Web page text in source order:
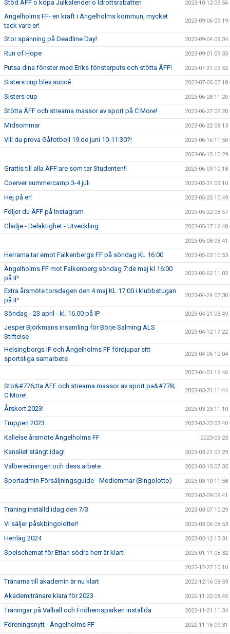
Stöd ÄFF o köpa Julkalender o Idrottsrabatten 2023-10-12 09:56
Ängelholms FF- en kraft i Ängelholms kommun, mycket
tack vare er!
2023-09-06 09:19
Stor spänning på Deadline Day! 2023-09-04 09:34
Run of Hope 2023-09-01 09:33
Putsa dina fönster med Eriks fönsterputs och stötta ÄFF! 2023-07-31 09:52
Sisters cup blev succé 2023-07-05 07:18
Sisters cup 2023-06-28 11:20
Stötta ÄFF och streama massor av sport på C More! 2023-06-27 09:20
Midsommar 2023-06-22 08:13
Vill du prova Gåfotboll 19:de juni 10-11:30?! 2023-06-16 11:50
2023-06-15 10:29
Grattis till alla ÄFF:are som tar Studenten!! 2023-06-09 10:18
Coerver summercamp 3-4 juli 2023-05-31 09:10
Hej på er! 2023-05-25 10:49
Följer du ÄFF på Instagram 2023-05-22 08:57
Glädje - Delaktighet - Utveckling 2023-05-17 16:48
2023-05-08 08:41
Herrarna tar emot Falkenbergs FF på söndag KL 16:00 2023-05-03 10:53
Ängelholms FF mot Falkenberg söndag 7:de maj kl 16:00
på IP
2023-05-02 11:02
Extra årsmöte torsdagen den 4 maj KL 17:00 i klubbstugan
på IP
2023-04-24 07:30
Söndag - 23 april - kl. 16.00 på IP 2023-04-21 08:49
Jesper Björkmans insamling för Börje Salming ALS
Stiftelse
2023-04-12 17:22
Helsingborgs IF och Ängelholms FF fördjupar sitt
sportsliga samarbete
2023-04-06 12:04
2023-04-01 16:46
Sto&#776;tta ÄFF och streama massor av sport pa&#778;
C More!
2023-03-31 11:44
Årskort 2023! 2023-03-23 11:10
Truppen 2023 2023-03-23 07:40
Kallelse årsmöte Ängelholms FF 2023-03-23
Kansliet stängt idag! 2023-03-21 07:29
Valberedningen och dess arbete 2023-03-15 07:35
Sportadmin Försäljningsguide - Medlemmar (Bingolotto) 2023-03-10 11:58
2023-03-09 09:41
Träning inställd idag den 7/3 2023-03-07 10:29
Vi säljer påskbingolotter! 2023-03-06 08:53
Herrlag 2024 2023-02-12 13:31
Spelschemat för Ettan södra herr är klart! 2023-01-11 08:32
2022-12-27 10:10
Tränarna till akademin är nu klart 2022-12-16 08:59
Akademitränare klara för 2023 2022-11-22 08:45
Träningar på Valhall och Fridhemsparken inställda 2022-11-21 11:34
Föreningsnytt - Ängelholms FF 2022-11-16 09:31